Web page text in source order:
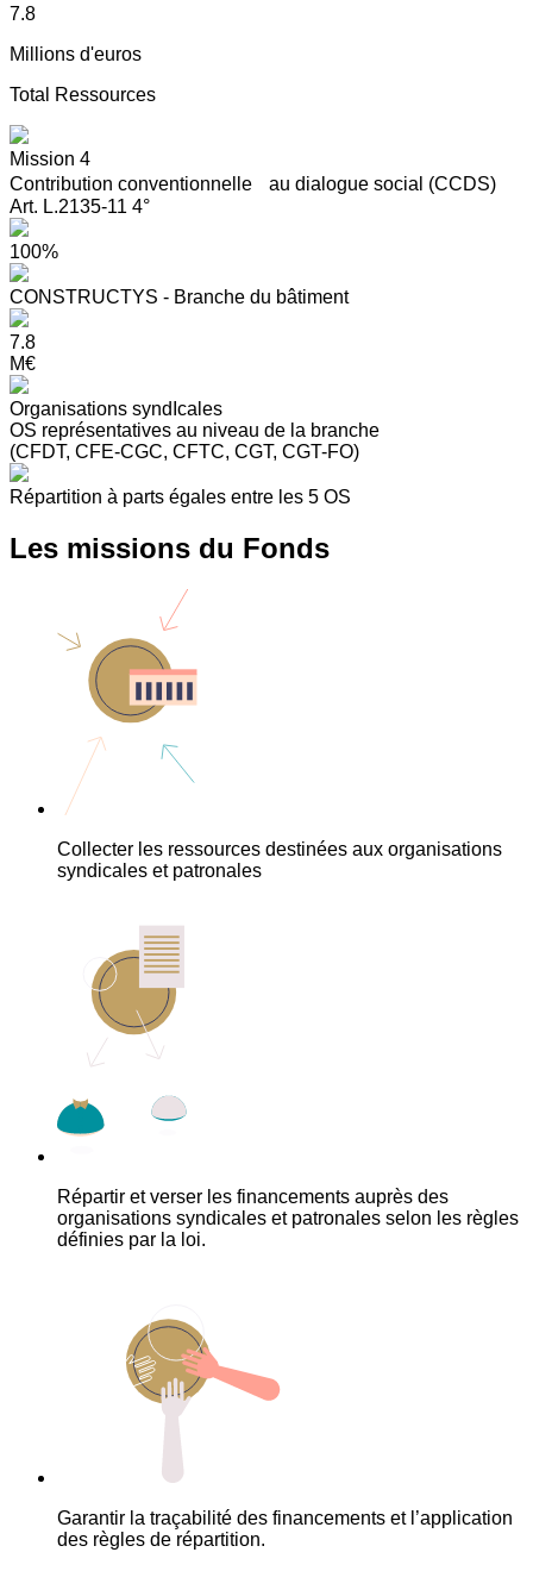
7.8
Millions d'euros
Total Ressources
Mission 4
Contribution conventionnelle au dialogue social (CCDS)
Art. L.2135-11 4°
100%
CONSTRUCTYS - Branche du bâtiment
7.8
M€
Organisations syndIcales
OS représentatives au niveau de la branche
(CFDT, CFE-CGC, CFTC, CGT, CGT-FO)
Répartition à parts égales entre les 5 OS
Les missions du Fonds
Collecter les ressources destinées aux organisations
syndicales et patronales
Répartir et verser les financements auprès des
organisations syndicales et patronales selon les règles
définies par la loi.
Garantir la traçabilité des financements et l’application
des règles de répartition.